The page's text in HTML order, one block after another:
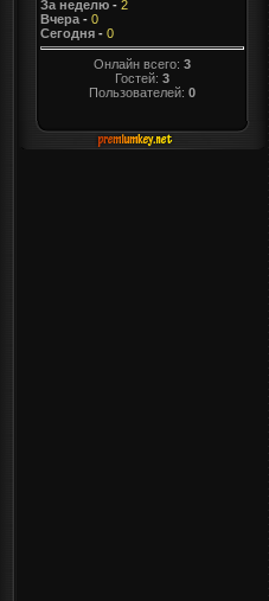
За неделю- 2
Вчера- 0
Сегодня- 0
Онлайн всего: 3
Гостей: 3
Пользователей: 0